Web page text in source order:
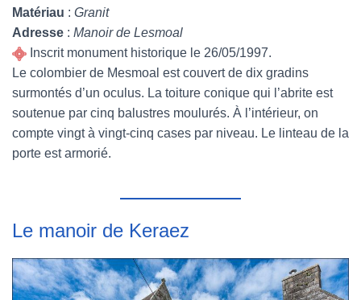
Matériau : Granit
Adresse : Manoir de Lesmoal
Inscrit monument historique le 26/05/1997.
Le colombier de Mesmoal est couvert de dix gradins
surmontés d’un oculus. La toiture conique qui l’abrite est
soutenue par cinq balustres moulurés. À l’intérieur, on
compte vingt à vingt-cinq cases par niveau. Le linteau de la
porte est armorié.
Le manoir de Keraez